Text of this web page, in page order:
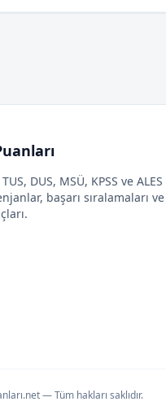
TUS, DUS, MSÜ, KPSS ve
başarı sıralamaları
— Tüm hakları saklıdır.